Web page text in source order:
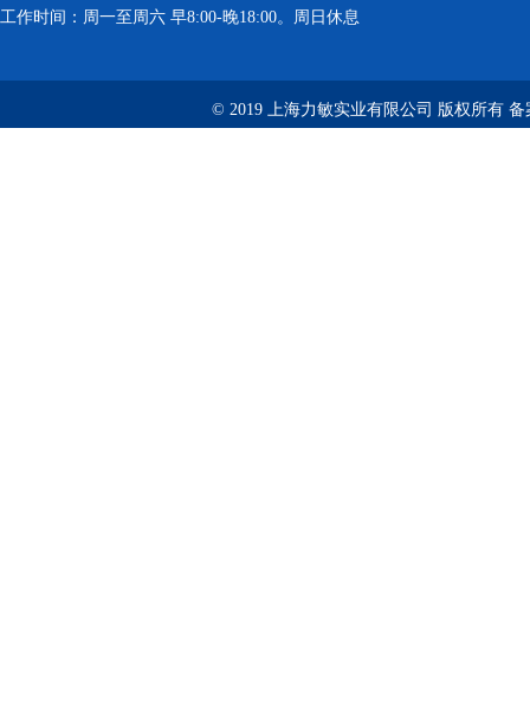
工作时间：周一至周六 早8:00-晚18:00。周日休息
© 2019 上海力敏实业有限公司 版权所有 备